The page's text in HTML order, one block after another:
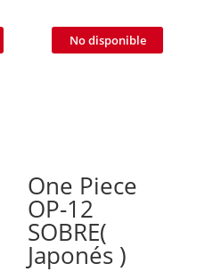
One Piece
OP-12
SOBRE(
Japonés )
No disponible